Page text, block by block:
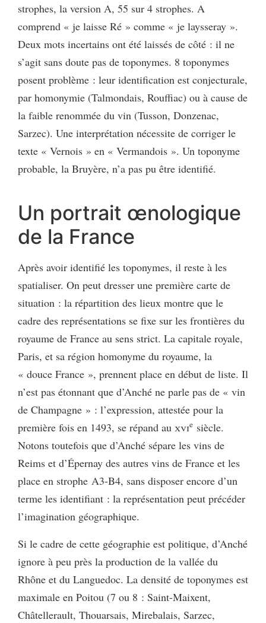
strophes, la version A, 55 sur 4 strophes. A
comprend « je laisse Ré » comme « je laysseray ».
Deux mots incertains ont été laissés de côté : il ne
s’agit sans doute pas de toponymes. 8 toponymes
posent problème : leur identification est conjecturale,
par homonymie (Talmondais, Rouffiac) ou à cause de
la faible renommée du vin (Tusson, Donzenac,
Sarzec). Une interprétation nécessite de corriger le
texte « Vernois » en « Vermandois ». Un toponyme
probable, la Bruyère, n’a pas pu être identifié.
Un portrait œnologique
de la France
Après avoir identifié les toponymes, il reste à les
spatialiser. On peut dresser une première carte de
situation : la répartition des lieux montre que le
cadre des représentations se fixe sur les frontières du
royaume de France au sens strict. La capitale royale,
Paris, et sa région homonyme du royaume, la
« douce France », prennent place en début de liste. Il
n’est pas étonnant que d’Anché ne parle pas de « vin
de Champagne » : l’expression, attestée pour la
première fois en 1493, se répand au xvie siècle.
Notons toutefois que d’Anché sépare les vins de
Reims et d’Épernay des autres vins de France et les
place en strophe A3-B4, sans disposer encore d’un
terme les identifiant : la représentation peut précéder
l’imagination géographique.
Si le cadre de cette géographie est politique, d’Anché
ignore à peu près la production de la vallée du
Rhône et du Languedoc. La densité de toponymes est
maximale en Poitou (7 ou 8 : Saint-Maixent,
Châtellerault, Thouarsais, Mirebalais, Sarzec,